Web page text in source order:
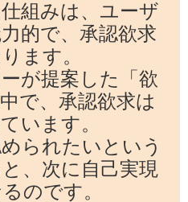
組みは、ユーザ
的で、承認欲求
ます。
が提案した「欲
で、承認欲求は
います。
られたいという
、次に自己実現
のです。